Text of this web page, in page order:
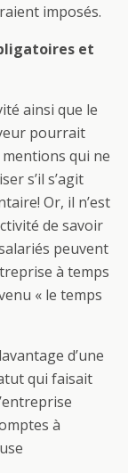
imposés.
et
ainsi que le
pourrait
qui ne
s’il s’agit
Or, il n’est
de savoir
peuvent
à temps
« le temps
d’une
qui faisait
à